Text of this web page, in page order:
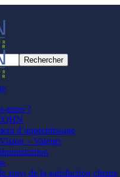
nous ?
d’apprentissage
– Valeurs
suivi de la satisfaction clients